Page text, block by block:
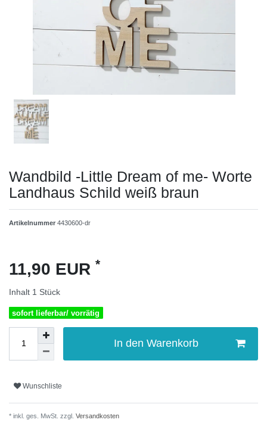
Wandbild -Little Dream of me- Worte
Landhaus Schild weiß braun
Artikelnummer 4430600-dr
11,90 EUR *
Inhalt 1 Stück
sofort lieferbar/ vorrätig
In den Warenkorb
Wunschliste
* inkl. ges. MwSt. zzgl. Versandkosten